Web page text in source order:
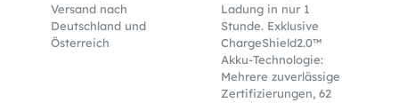
Versand nach
Deutschland und
Österreich
Ladung in nur 1
Stunde. Exklusive
ChargeShield2.0™
Akku-Technologie:
Mehrere zuverlässige
Zertifizierungen, 62